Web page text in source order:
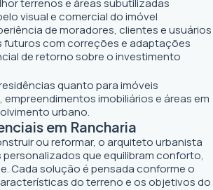
visual e comercial do imóvel
de moradores, clientes e usuários
futuros com correções e adaptações
de retorno sobre o investimento
quanto para imóveis
imobiliários e áreas em
urbano.
em Rancharia
ou reformar, o arquiteto urbanista
que equilibram conforto,
Cada solução é pensada conforme o
do terreno e os objetivos do